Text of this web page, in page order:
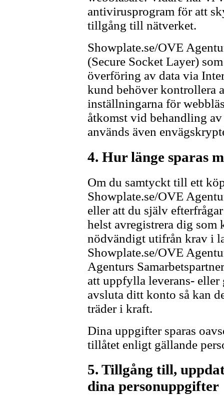
antivirusprogram för att
tillgång till nätverket.
Showplate.se/OVE
(Secure Socket Layer)
överföring av data via
kund behöver kontrollera
inställningarna för
åtkomst vid behandling
används även
4. Hur länge sparas
Om du samtyckt till ett
Showplate.se/OVE
eller att du själv
helst avregistrera dig som
nödvändigt utifrån krav i
Showplate.se/OVE
Agenturs
att uppfylla leverans- eller
avsluta ditt konto så kan
träder i kraft.
Dina uppgifter sparas
tillåtet enligt gällande
5. Tillgång till,
dina personuppgifter